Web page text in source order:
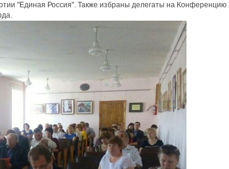
"Единая Россия". Также избраны делегаты на Конференцию